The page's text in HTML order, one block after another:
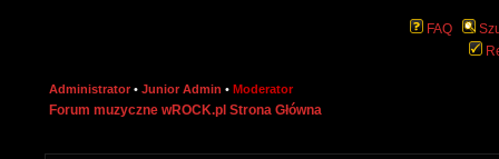
FAQ
Administrator • Junior Admin • Moderator
Forum muzyczne wROCK.pl Strona Główna